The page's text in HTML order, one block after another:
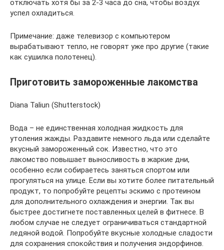
отключать хотя бы за 2-3 часа до сна, чтобы воздух
успел охладиться.
Примечание: даже телевизор с компьютером
вырабатывают тепло, не говорят уже про другие (такие
как сушилка полотенец).
Приготовить замороженные лакомства
Diana Taliun (Shutterstock)
Вода – не единственная холодная жидкость для
утоления жажды. Раздавите немного льда или сделайте
вкусный замороженный сок. Известно, что это
лакомство повышает выносливость в жаркие дни,
особенно если собираетесь заняться спортом или
прогуляться на улице. Если вы хотите более питательный
продукт, то попробуйте рецепты эскимо с протеином
для дополнительного охлаждения и энергии. Так вы
быстрее достигнете поставленных целей в фитнесе. В
любом случае не следует ограничиваться стандартной
ледяной водой. Попробуйте вкусные холодные сладости
для сохранения спокойствия и получения эндорфинов.